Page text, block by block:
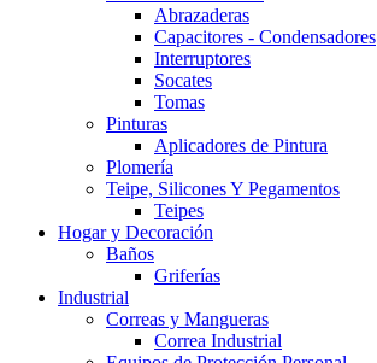
Abrazaderas
Capacitores - Condensadores
Interruptores
Socates
Tomas
Pinturas
Aplicadores de Pintura
Plomería
Teipe, Silicones Y Pegamentos
Teipes
Hogar y Decoración
Baños
Griferías
Industrial
Correas y Mangueras
Correa Industrial